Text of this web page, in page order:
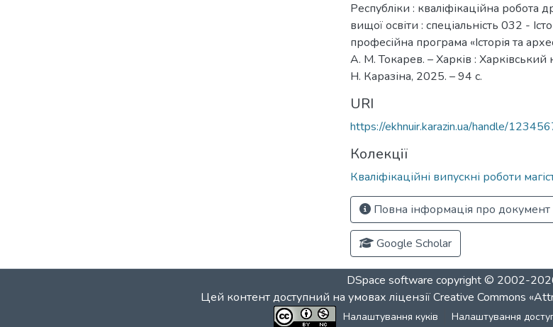
Республіки : кваліфікаційна робота
вищої освіти : спеціальність 032 -
професійна програма «Історія та
А. М. Токарев. – Харків : Харківський
Н. Каразіна, 2025. – 94 с.
URI
https://ekhnuir.karazin.ua/handle/
Колекції
Кваліфікаційні випускні роботи
Повна інформація про документ
Google Scholar
DSpace software copyright © 2002-
Цей контент доступний на умовах ліцензіїCreative Commons
Налаштування куків Налаштування